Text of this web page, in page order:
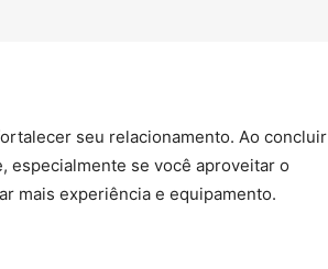
seu relacionamento. Ao concluir
se você aproveitar o
mais experiência e equipamento.